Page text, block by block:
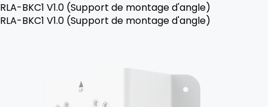
RLA-BKC1 V1.0 (Support de montage d'angle)
RLA-BKC1 V1.0 (Support de montage d'angle)